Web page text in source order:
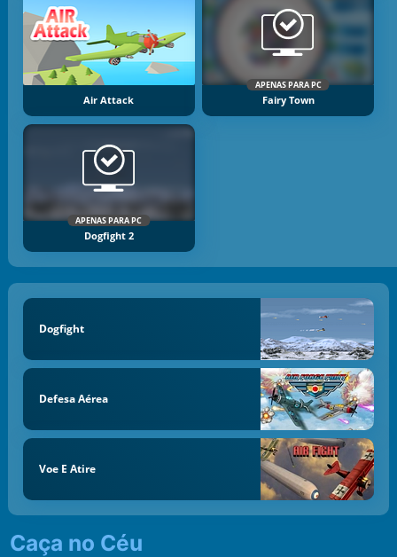
Air Attack
APENAS PARA PC
Fairy Town
APENAS PARA PC
Dogfight 2
Dogfight
Defesa Aérea
Voe E Atire
Caça no Céu